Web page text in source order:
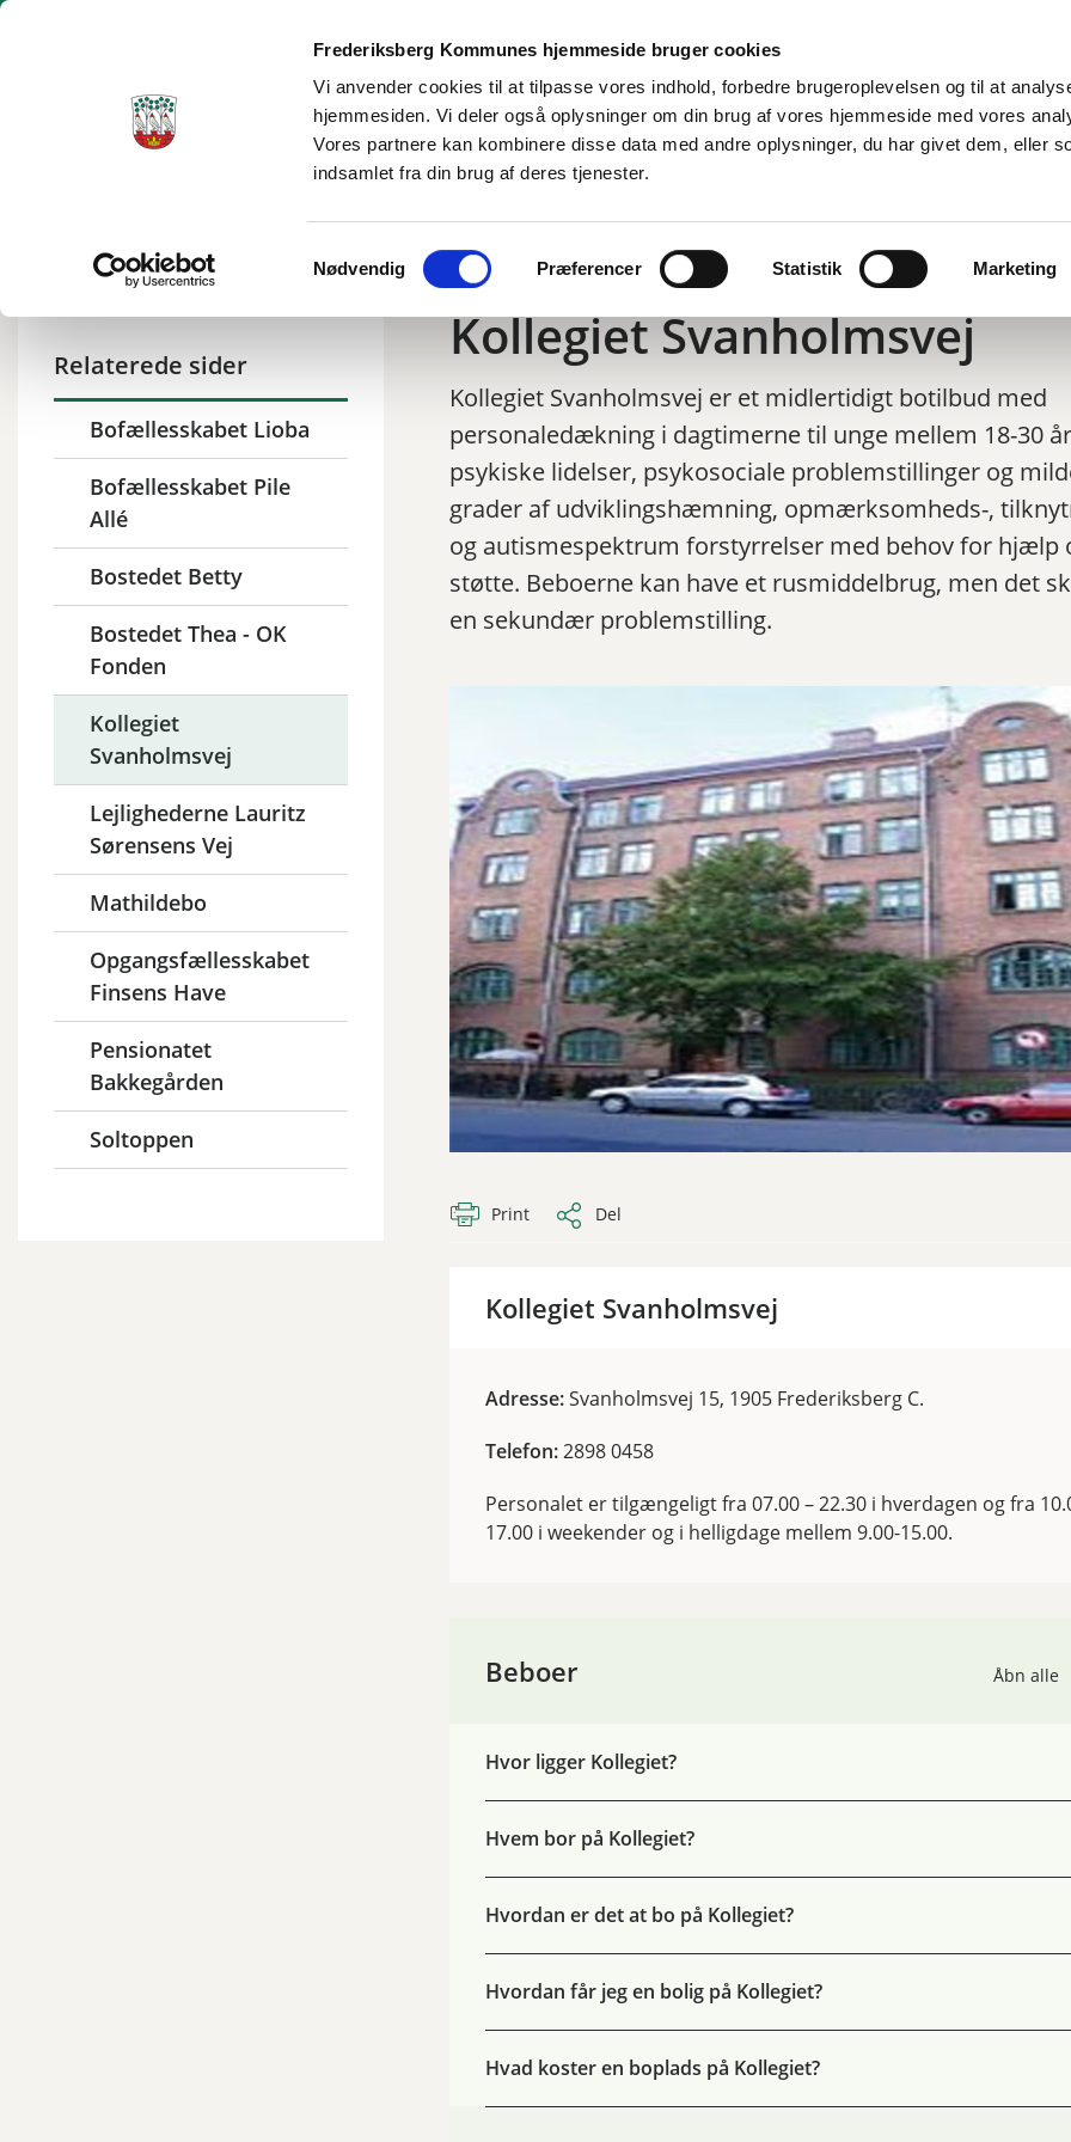
Frederiksberg Kommunes hjemmeside bruger cookies
Vi anvender cookies til at tilpasse vores indhold, forbedre brugeroplevelsen og til at
hjemmesiden. Vi deler også oplysninger om din brug af vores hjemmeside med vores
Vores partnere kan kombinere disse data med andre oplysninger, du har givet dem, eller
indsamlet fra din brug af deres tjenester.
Nødvendig Præferencer Statistik Marketing
Borgerservice Dagtilbud og skole Social og sundhed By, bolig og miljø Fritid og oplevelser Job og ledighed
Relaterede sider
Bofællesskabet Lioba
Bofællesskabet Pile
Allé
Bostedet Betty
Bostedet Thea - OK
Fonden
Kollegiet
Svanholmsvej
Lejlighederne Lauritz
Sørensens Vej
Mathildebo
Opgangsfællesskabet
Finsens Have
Pensionatet
Bakkegården
Soltoppen
Kollegiet Svanholmsvej
Kollegiet Svanholmsvej er et midlertidigt botilbud med
personaledækning i dagtimerne til unge mellem 18-30
psykiske lidelser, psykosociale problemstillinger og
grader af udviklingshæmning, opmærksomheds-,
og autismespektrum forstyrrelser med behov for hjælp
støtte. Beboerne kan have et rusmiddelbrug, men det
en sekundær problemstilling.
Print Del
Kollegiet Svanholmsvej
Adresse:Svanholmsvej 15, 1905 Frederiksberg C.
Telefon:2898 0458
Personalet er tilgængeligt fra 07.00 – 22.30 i hverdagen og fra
17.00 i weekender og i helligdage mellem 9.00-15.00.
Beboer Åbn alle
Hvor ligger Kollegiet?
Hvem bor på Kollegiet?
Hvordan er det at bo på Kollegiet?
Hvordan får jeg en bolig på Kollegiet?
Hvad koster en boplads på Kollegiet?